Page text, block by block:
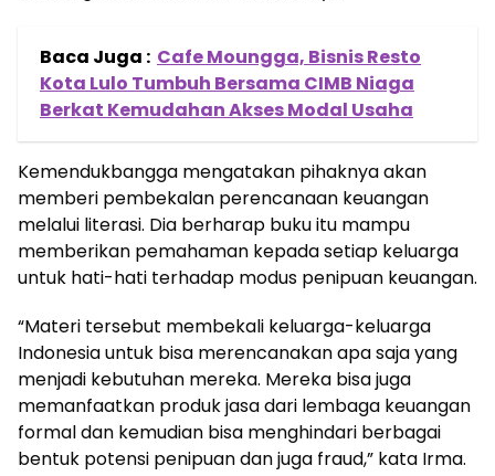
Baca Juga : Cafe Moungga, Bisnis Resto
Kota Lulo Tumbuh Bersama CIMB Niaga
Berkat Kemudahan Akses Modal Usaha
Kemendukbangga mengatakan pihaknya akan
memberi pembekalan perencanaan keuangan
melalui literasi. Dia berharap buku itu mampu
memberikan pemahaman kepada setiap keluarga
untuk hati-hati terhadap modus penipuan keuangan.
“Materi tersebut membekali keluarga-keluarga
Indonesia untuk bisa merencanakan apa saja yang
menjadi kebutuhan mereka. Mereka bisa juga
memanfaatkan produk jasa dari lembaga keuangan
formal dan kemudian bisa menghindari berbagai
bentuk potensi penipuan dan juga fraud,” kata Irma.